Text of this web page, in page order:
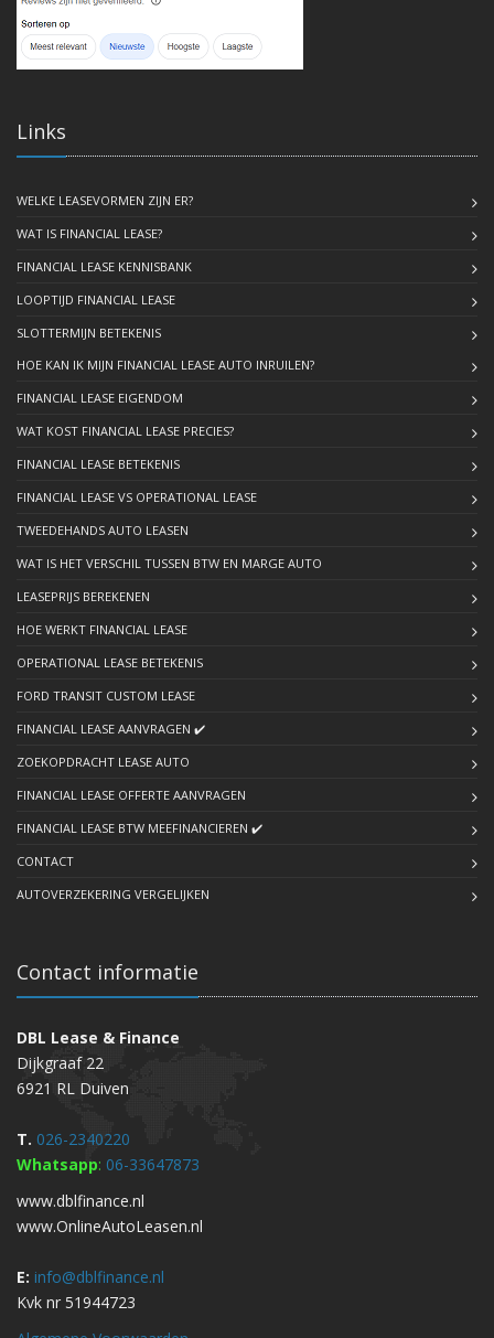
Links
WELKE LEASEVORMEN ZIJN ER?
WAT IS FINANCIAL LEASE?
FINANCIAL LEASE KENNISBANK
LOOPTIJD FINANCIAL LEASE
SLOTTERMIJN BETEKENIS
HOE KAN IK MIJN FINANCIAL LEASE AUTO INRUILEN?
FINANCIAL LEASE EIGENDOM
WAT KOST FINANCIAL LEASE PRECIES?
FINANCIAL LEASE BETEKENIS
FINANCIAL LEASE VS OPERATIONAL LEASE
TWEEDEHANDS AUTO LEASEN
WAT IS HET VERSCHIL TUSSEN BTW EN MARGE AUTO
LEASEPRIJS BEREKENEN
HOE WERKT FINANCIAL LEASE
OPERATIONAL LEASE BETEKENIS
FORD TRANSIT CUSTOM LEASE
FINANCIAL LEASE AANVRAGEN ✔️
ZOEKOPDRACHT LEASE AUTO
FINANCIAL LEASE OFFERTE AANVRAGEN
FINANCIAL LEASE BTW MEEFINANCIEREN ✔️
CONTACT
AUTOVERZEKERING VERGELIJKEN
Contact informatie
DBL Lease & Finance
Dijkgraaf 22
6921 RL Duiven
T. 026-2340220
Whatsapp: 06-33647873
www.dblfinance.nl
www.OnlineAutoLeasen.nl
E: info@dblfinance.nl
Kvk nr 51944723